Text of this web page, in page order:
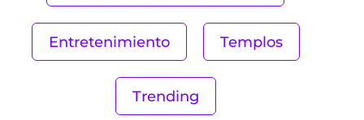
Entretenimiento Templos
Trending